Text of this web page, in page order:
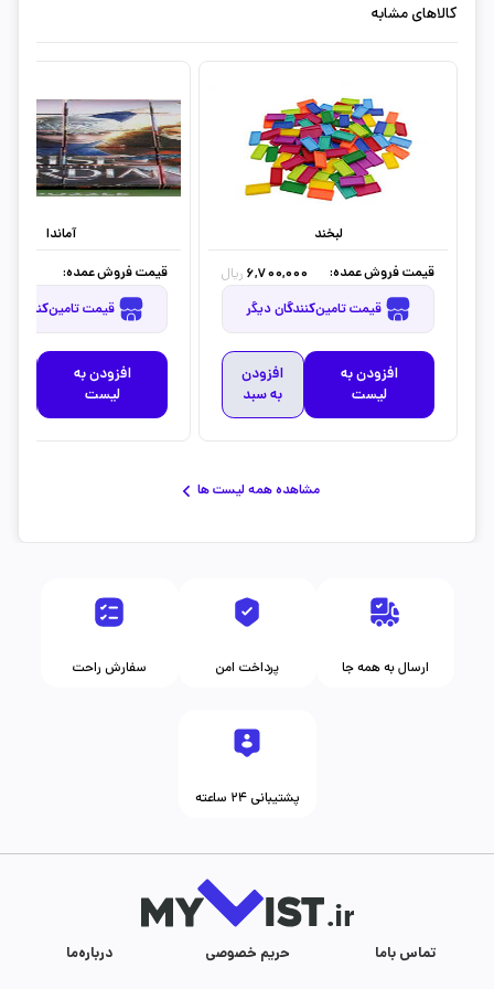
کالاهای مشابه
لبخند
قیمت فروش عمده:
6,700,000 ریال
قیمت تامین‌کنندگان دیگر
افزودن به
لیست
افزودن
به سبد
آماندا
قیمت فروش عمده:
قیمت تامین‌کنندگان دیگر
افزودن به
لیست
مشاهده همه لیست ها
سفارش راحت پرداخت امن ارسال به همه جا
پشتیبانی ۲۴ ساعته
درباره‌ما حریم خصوصی تماس با‌ما